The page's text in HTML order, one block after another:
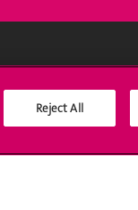
Reject All